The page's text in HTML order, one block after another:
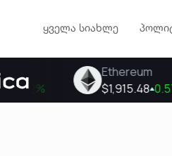
ყველა სიახლე